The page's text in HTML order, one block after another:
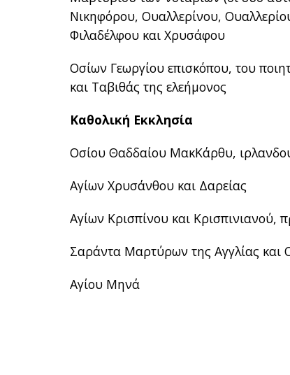
Νικηφόρου, Ουαλλερίνου,
Φιλαδέλφου και Χρυσάφου
Οσίων Γεωργίου επισκόπου, του
και Ταβιθάς της ελεήμονος
Καθολική Εκκλησία
Οσίου Θαδδαίου ΜακΚάρθυ,
Αγίων Χρυσάνθου και Δαρείας
Αγίων Κρισπίνου και
Σαράντα Μαρτύρων της Αγγλίας και
Αγίου Μηνά